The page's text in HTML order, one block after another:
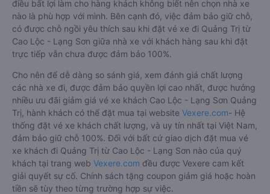
điều bất lợi làm cho hàng khách không biết nên chọn nhà xe
nào là phù hợp với mình. Bên cạnh đó, việc đảm bảo giữ chỗ,
có được chỗ ngồi yêu thích sau khi đặt vé xe đi Quảng Trị từ
Cao Lộc - Lạng Sơn giữa nhà xe với khách hàng sau khi đặt
trực tiếp vẫn chưa được đảm bảo 100%.
Cho nên để dễ dàng so sánh giá, xem đánh giá chất lượng
các nhà xe đi, được đảm bảo quyền lợi cao nhất, được hưởng
nhiều ưu đãi giảm giá vé xe khách Cao Lộc - Lạng Sơn Quảng
Trị, hành khách có thể đặt mua tại website Vexere.com- Hệ
thống đặt vé xe khách chất lượng, và uy tín nhất tại Việt Nam,
đảm bảo giữ chỗ 100%. Đối với bất cứ giao dịch đặt mua vé
xe khách đi Quảng Trị từ Cao Lộc - Lạng Sơn nào của quý
khách tại trang web Vexere.com đều được Vexere cam kết
giải quyết sự cố. Chính sách tặng coupon giảm giá hoặc hoàn
tiền sẽ tùy theo từng trường hợp sự việc.